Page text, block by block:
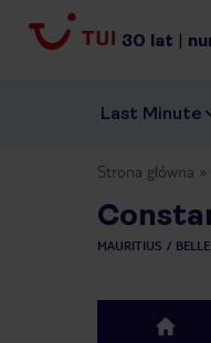
30 lat |
Last Minute
Strona główna
MAURITIUS
top